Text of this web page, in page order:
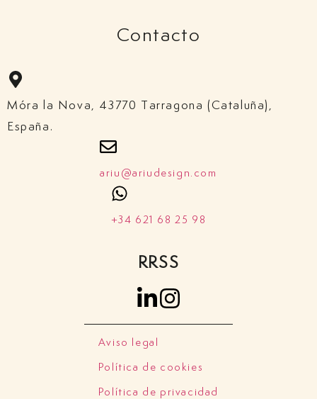
Contacto
Móra la Nova, 43770 Tarragona (Cataluña),
España.​
ariu@ariudesign.com
+34 621 68 25 98
RRSS
Aviso legal
Política de cookies
Política de privacidad